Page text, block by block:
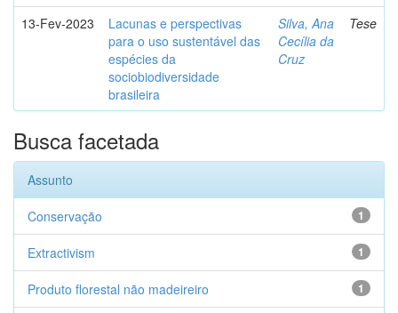
13-Fev-2023
Lacunas e perspectivas
para o uso sustentável das
espécies da
sociobiodiversidade
brasileira
Silva, Ana
Cecília da
Cruz
Tese
Busca facetada
Assunto
1
Conservação
1
Extractivism
1
Produto florestal não madeireiro